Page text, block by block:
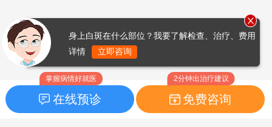
掌握病情好就医
在线预诊
2分钟出治疗建议
免费咨询
身上白斑在什么部位？我要了解检查、治疗、费用
详情
立即咨询